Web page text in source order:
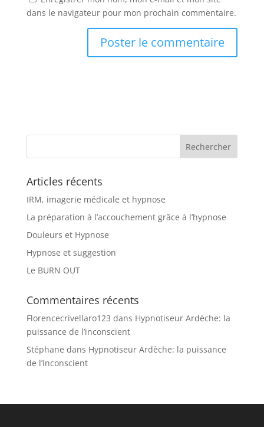
dans le navigateur pour mon prochain commentaire.
Articles récents
IRM, imagerie médicale et hypnose
La préparation à l’accouchement grâce à l’hypnose
Douleurs et Hypnose
Hypnose et suggestion
Le BURN OUT
Commentaires récents
Florencecrivellaro123 dans Hypnotiseur Ardèche: la
puissance de l’inconscient
Stéphane dans Hypnotiseur Ardèche: la puissance
de l’inconscient